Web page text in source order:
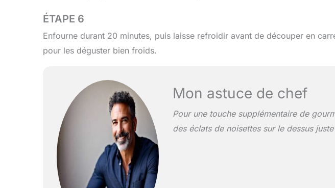
ÉTAPE 6
Enfourne durant 20 minutes, puis laisse refroidir avant de découper en
pour les déguster bien froids.
Mon astuce de chef
Pour une touche supplémentaire de
des éclats de noisettes sur le dessus juste